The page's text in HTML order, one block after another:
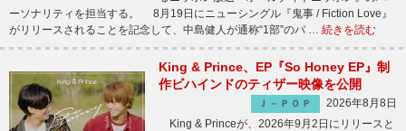
ーソナリティを担当する。 8月19日にニューシングル『鬼事 / Fiction Love』
がリリースされることを記念して、中島健人が通称“1部”のパ … 続きを読む
King & Prince、EP『So Honey EP』制
作ビハインドのティザー映像を公開
Ｊ－ＰＯＰ
2026年8月8日
King & Princeが、2026年9月2日にリリースと